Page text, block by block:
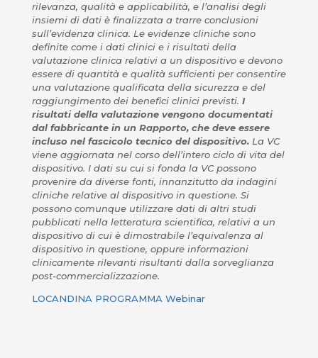
rilevanza, qualità e applicabilità, e l’analisi degli
insiemi di dati è finalizzata a trarre conclusioni
sull’evidenza clinica. Le evidenze cliniche sono
definite come i dati clinici e i risultati della
valutazione clinica relativi a un dispositivo e devono
essere di quantità e qualità sufficienti per consentire
una valutazione qualificata della sicurezza e del
raggiungimento dei benefici clinici previsti. I
risultati della valutazione vengono documentati
dal fabbricante in un Rapporto, che deve essere
incluso nel fascicolo tecnico del dispositivo.La VC
viene aggiornata nel corso dell’intero ciclo di vita del
dispositivo. I dati su cui si fonda la VC possono
provenire da diverse fonti, innanzitutto da indagini
cliniche relative al dispositivo in questione. Si
possono comunque utilizzare dati di altri studi
pubblicati nella letteratura scientifica, relativi a un
dispositivo di cui è dimostrabile l’equivalenza al
dispositivo in questione, oppure informazioni
clinicamente rilevanti risultanti dalla sorveglianza
post-commercializzazione.
LOCANDINA PROGRAMMA Webinar